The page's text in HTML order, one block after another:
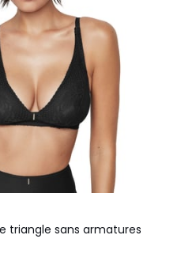
triangle sans armatures